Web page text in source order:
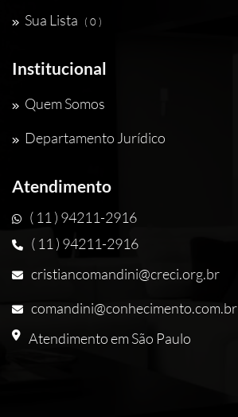
Sua Lista ( 0 )
Institucional
Quem Somos
Departamento Jurídico
Atendimento
( 11 ) 94211-2916
( 11 ) 94211-2916
cristiancomandini@creci.org.br
comandini@conhecimento.com.br
Atendimento em São Paulo